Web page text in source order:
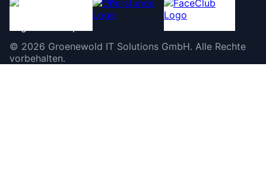
© 2026 Groenewold IT Solutions GmbH. Alle Rechte
vorbehalten.